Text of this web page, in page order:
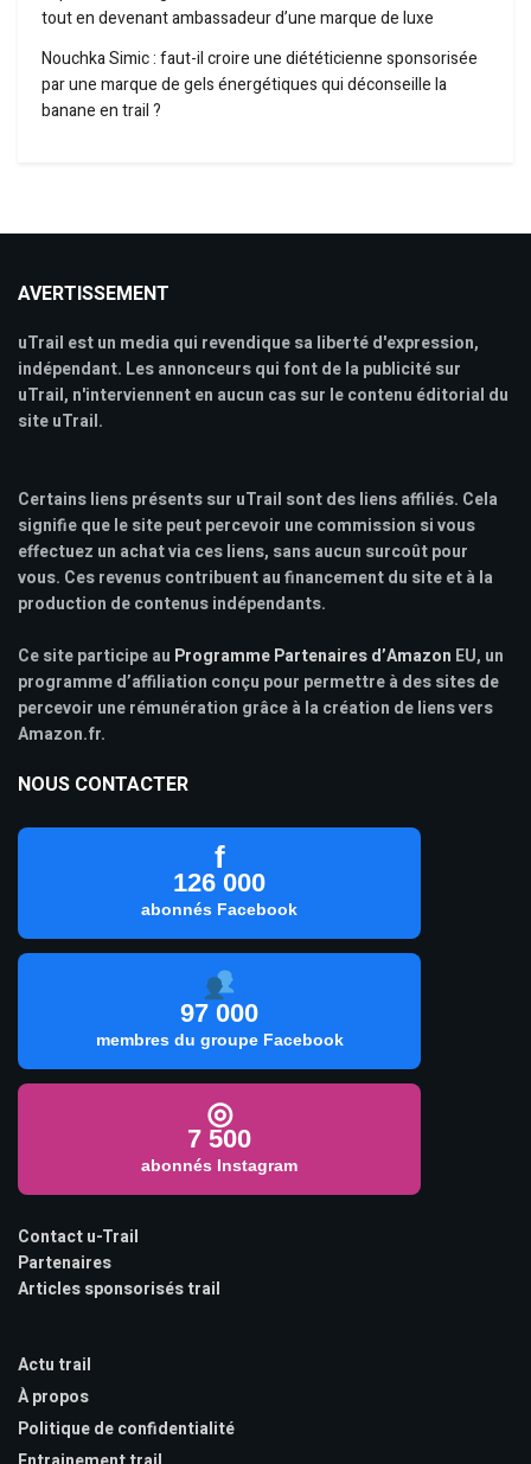
tout en devenant ambassadeur d’une marque de luxe
Nouchka Simic : faut-il croire une diététicienne sponsorisée
par une marque de gels énergétiques qui déconseille la
banane en trail ?
AVERTISSEMENT
uTrail est un media qui revendique sa liberté d'expression,
indépendant. Les annonceurs qui font de la publicité sur
uTrail, n'interviennent en aucun cas sur le contenu éditorial du
site uTrail.
Certains liens présents sur uTrail sont des liens affiliés. Cela
signifie que le site peut percevoir une commission si vous
effectuez un achat via ces liens, sans aucun surcoût pour
vous. Ces revenus contribuent au financement du site et à la
production de contenus indépendants.
Ce site participe au Programme Partenaires d’Amazon EU, un
programme d’affiliation conçu pour permettre à des sites de
percevoir une rémunération grâce à la création de liens vers
Amazon.fr.
NOUS CONTACTER
f
126 000
abonnés Facebook
97 000
membres du groupe Facebook
◎
7 500
abonnés Instagram
Contact u-Trail
Partenaires
Articles sponsorisés trail
Actu trail
À propos
Politique de confidentialité